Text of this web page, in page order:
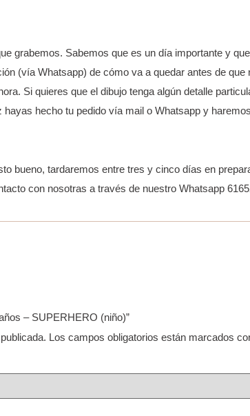
grabemos. Sabemos que es un día importante y
(vía Whatsapp) de cómo va a quedar antes de que
Si quieres que el dibujo tenga algún detalle
hecho tu pedido vía mail o Whatsapp y
bueno, tardaremos entre tres y cinco días en
con nosotras a través de nuestro Whatsapp
– SUPERHERO (niño)”
Los campos obligatorios están marcados